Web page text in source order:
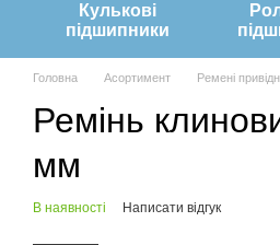
Кулькові
підшипники
Головна Асортимент Ремені
Ремінь
мм
В наявності Написати відгук